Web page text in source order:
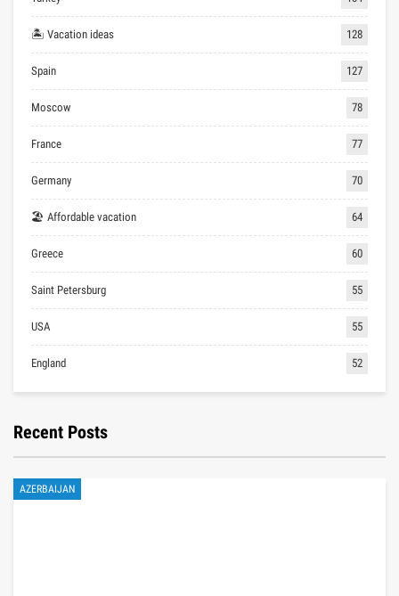
🏝 Vacation ideas 128
Spain 127
Moscow 78
France 77
Germany 70
🏖 Affordable vacation 64
Greece 60
Saint Petersburg 55
USA 55
England 52
Recent Posts
AZERBAIJAN